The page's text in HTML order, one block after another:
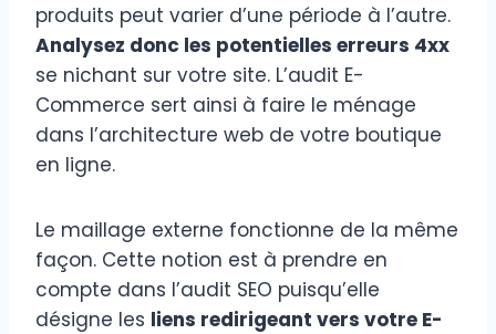
produits peut varier d’une période à l’autre.
Analysez donc les potentielles erreurs 4xx
se nichant sur votre site. L’audit E-
Commerce sert ainsi à faire le ménage
dans l’architecture web de votre boutique
en ligne.
Le maillage externe fonctionne de la même
façon. Cette notion est à prendre en
compte dans l’audit SEO puisqu’elle
désigne les liens redirigeant vers votre E-